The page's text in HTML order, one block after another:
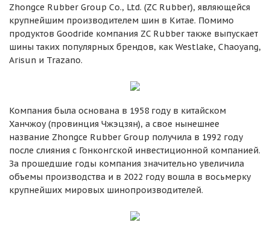
Zhongce Rubber Group Co., Ltd. (ZC Rubber), являющейся
крупнейшим производителем шин в Китае. Помимо
продуктов Goodride компания ZC Rubber также выпускает
шины таких популярных брендов, как Westlake, Chaoyang,
Arisun и Trazano.
Компания была основана в 1958 году в китайском
Ханчжоу (провинция Чжэцзян), а свое нынешнее
название Zhongce Rubber Group получила в 1992 году
после слияния с Гонконгской инвестиционной компанией.
За прошедшие годы компания значительно увеличила
объемы производства и в 2022 году вошла в восьмерку
крупнейших мировых шинопроизводителей.